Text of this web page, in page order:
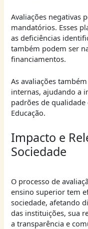
Avaliações negativas
mandatórios. Esses
as deficiências
também podem ser
financiamentos.
As avaliações
internas, ajudando a
padrões de
Educação.
Impacto e
Sociedade
O processo de
ensino superior tem
sociedade, afetando
das instituições, sua
a transparência e